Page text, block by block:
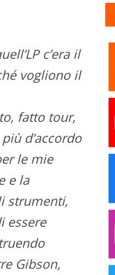
c’era il
vogliono il
fatto tour,
d’accordo
le mie
e la
strumenti,
essere
Gibson,